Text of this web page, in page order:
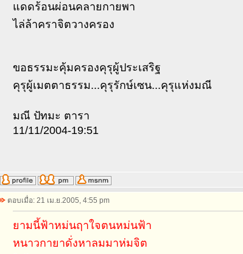
แดดร้อนผ่อนคลายกายพา
ไล่ล้าคราจิตวางครอง
ขอธรรมะคุ้มครองคุรุผู้ประเสริฐ
คุรุผู้เมตตาธรรม...คุรุรักษ์เซน...คุรุแห่งมณี
มณี ปัทมะ ตารา
11/11/2004-19:51
ตอบเมื่อ: 21 เม.ย.2005, 4:55 pm
ยามนี้ฟ้าหม่นฤาใจตนหม่นฟ้า
หนาวกายาดั่งหาลมมาห่มจิต